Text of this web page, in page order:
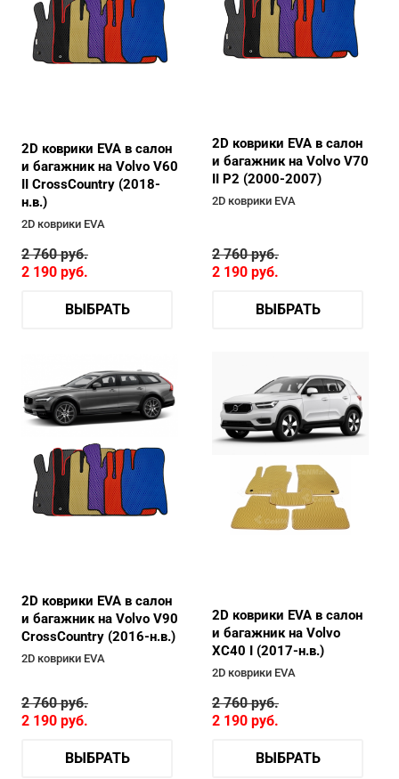
2D коврики EVA в салон
и багажник на Volvo V60
II CrossCountry (2018-
н.в.)
2D коврики EVA
2 760руб.
2 190 руб.
ВЫБРАТЬ
2D коврики EVA в салон
и багажник на Volvo V70
II P2 (2000-2007)
2D коврики EVA
2 760руб.
2 190 руб.
ВЫБРАТЬ
2D коврики EVA в салон
и багажник на Volvo V90
CrossCountry (2016-н.в.)
2D коврики EVA
2 760руб.
2 190 руб.
ВЫБРАТЬ
2D коврики EVA в салон
и багажник на Volvo
XC40 I (2017-н.в.)
2D коврики EVA
2 760руб.
2 190 руб.
ВЫБРАТЬ